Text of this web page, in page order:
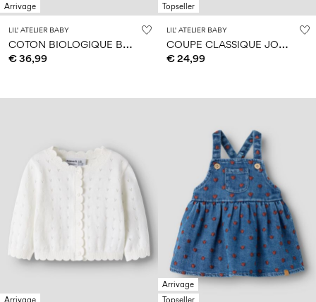
Arrivage
LIL' ATELIER BABY
C
OTON BIOLOGIQUE BARBOTEUSE
€ 36,99
Topseller
LIL' ATELIER BABY
C
OUPE CLASSIQUE JOGGING EN MOLLETON
€ 24,99
Arrivage
Arrivage
Topseller